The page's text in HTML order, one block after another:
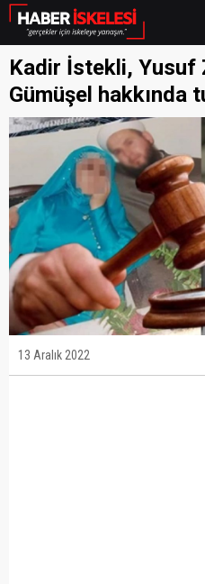
Kadir İstekli, Yusuf
Gümüşel hakkında
13 Aralık 2022